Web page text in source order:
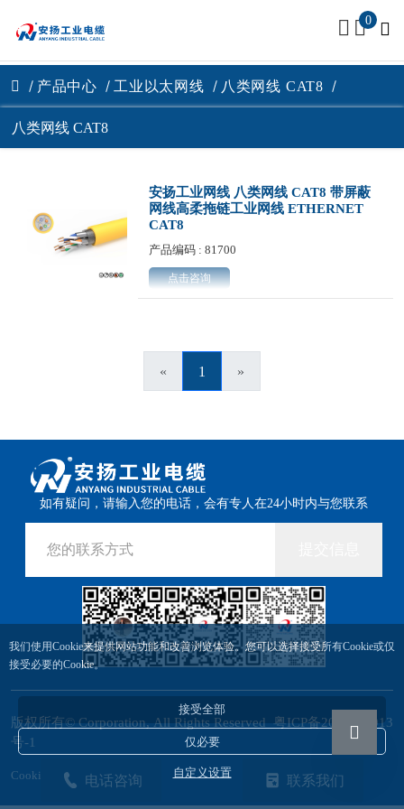
0
我们使用Cookie来提供网站功能和改善浏览体验。您可以选择接受所有Cookie或仅
接受必要的Cookie。
接受全部
仅必要
自定义设置
产品中心 工业以太网线 八类网线 CAT8
八类网线 CAT8
安扬工业网线 八类网线 CAT8 带屏蔽
网线高柔拖链工业网线 ETHERNET
CAT8
产品编码 : 81700
点击咨询
« 1 »
如有疑问，请输入您的电话，会有专人在24小时内与您联系
版权所有© Corporation, All Rights Reserved 粤ICP备2023061013
号-1
Cookie设置 电话咨询 联系我们